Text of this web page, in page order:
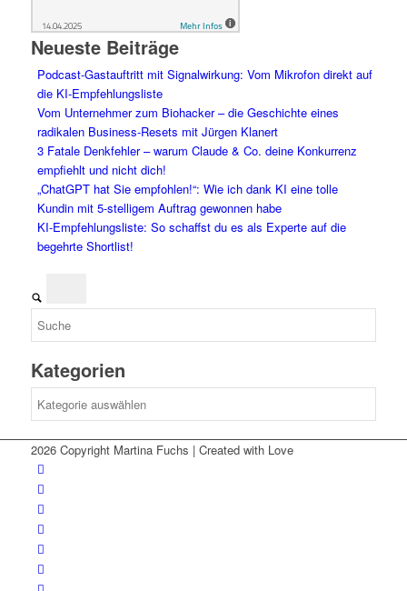
Neueste Beiträge
Podcast-Gastauftritt mit Signalwirkung: Vom Mikrofon direkt auf
die KI-Empfehlungsliste
Vom Unternehmer zum Biohacker – die Geschichte eines
radikalen Business-Resets mit Jürgen Klanert
3 Fatale Denkfehler – warum Claude & Co. deine Konkurrenz
empfiehlt und nicht dich!
„ChatGPT hat Sie empfohlen!“: Wie ich dank KI eine tolle
Kundin mit 5-stelligem Auftrag gewonnen habe
KI-Empfehlungsliste: So schaffst du es als Experte auf die
begehrte Shortlist!
Kategorien
2026 Copyright Martina Fuchs | Created with Love